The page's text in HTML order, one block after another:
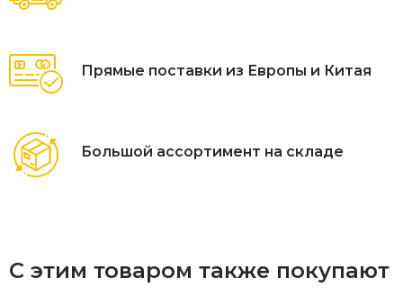
Прямые поставки из Европы и Китая
Большой ассортимент на складе
С этим товаром также покупают